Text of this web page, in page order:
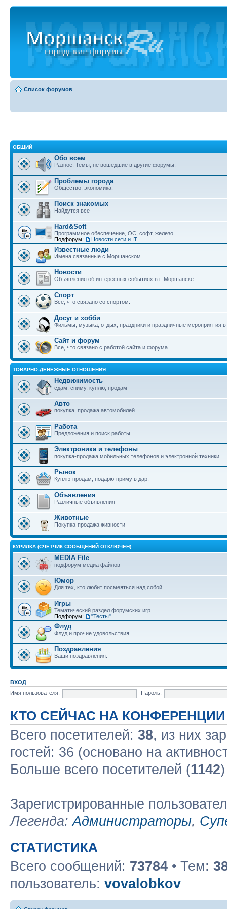
Список форумов
ОБЩИЙ
Обо всем
Разное. Темы, не вошедшие в другие форумы.
Проблемы города
Общество, экономика.
Поиск знакомых
Найдутся все
Hard&Soft
Программное обеспечение, ОС, софт, железо.
Подфорум:
Новости сети и IT
Известные люди
Имена связанные с Моршанском.
Новости
Объявления об интересных событиях в г. Моршанске
Спорт
Все, что связано со спортом.
Досуг и хобби
Фильмы, музыка, отдых, праздники и праздничные мероприятия
Сайт и форум
Все, что связано с работой сайта и форума.
ТОВАРНО-ДЕНЕЖНЫЕ ОТНОШЕНИЯ
Недвижимость
сдам, сниму, куплю, продам
Авто
покупка, продажа автомобилей
Работа
Предложения и поиск работы.
Электроника и телефоны
покупка-продажа мобильных телефонов и электронной техники
Рынок
Куплю-продам, подарю-приму в дар.
Объявления
Различные объявления
Животные
Покупка-продажа живности
КУРИЛКА (СЧЕТЧИК СООБЩЕНИЙ ОТКЛЮЧЕН)
MEDIA File
подфорум медиа файлов
Юмор
Для тех, кто любит посмеяться над собой
Игры
Тематический раздел форумских игр.
Подфорум:
"Тесты"
Флуд
Флуд и прочие удовольствия.
Поздравления
Ваши поздравления.
ВХОД
Имя пользователя:
Пароль:
КТО СЕЙЧАС НА КОНФЕРЕНЦИИ
Всего посетителей: 38, из них
гостей: 36 (основано на
Больше всего посетителей (1142
Зарегистрированные
Легенда:Администраторы,
СТАТИСТИКА
Всего сообщений: 73784 • Тем:
пользователь: vovalobkov